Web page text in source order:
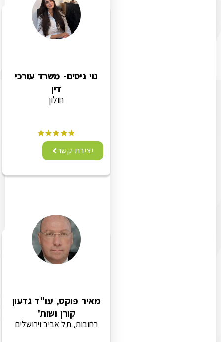
נוי ניסים- משרד עורכי
דין
חולון
יצירת קשר
מאיר פוקס, עו"ד גדעון
קורן ושות'
רחובות, תל אביב וירושלים